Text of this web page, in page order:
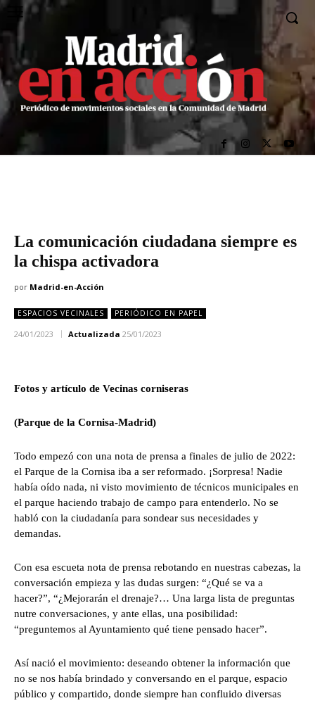
La comunicación ciudadana siempre es
la chispa activadora
por Madrid-en-Acción
ESPACIOS VECINALES PERIÓDICO EN PAPEL
24/01/2023 Actualizada 25/01/2023
Fotos y artículo de Vecinas corniseras
(Parque de la Cornisa-Madrid)
Todo empezó con una nota de prensa a finales de julio de 2022:
el Parque de la Cornisa iba a ser reformado. ¡Sorpresa! Nadie
había oído nada, ni visto movimiento de técnicos municipales en
el parque haciendo trabajo de campo para entenderlo. No se
habló con la ciudadanía para sondear sus necesidades y
demandas.
Con esa escueta nota de prensa rebotando en nuestras cabezas, la
conversación empieza y las dudas surgen: “¿Qué se va a
hacer?”, “¿Mejorarán el drenaje?… Una larga lista de preguntas
nutre conversaciones, y ante ellas, una posibilidad:
“preguntemos al Ayuntamiento qué tiene pensado hacer”.
Así nació el movimiento: deseando obtener la información que
no se nos había brindado y conversando en el parque, espacio
público y compartido, donde siempre han confluido diversas